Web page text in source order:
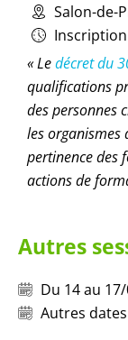
Salon-de-
« Ledécret du
qualifications
des personnes
les
pertinence des
actions de
Autres
Du 14 au
Autres